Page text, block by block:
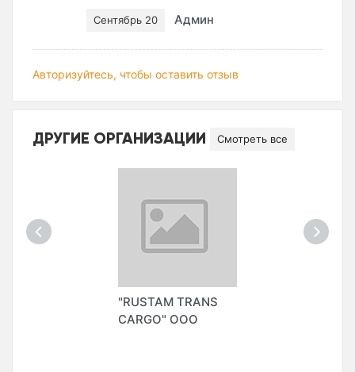
Сентябрь 20 Админ
Авторизуйтесь, чтобы оставить отзыв
ДРУГИЕ ОРГАНИЗАЦИИ Смотреть все
"RUSTAM TRANS
CARGO" ООО